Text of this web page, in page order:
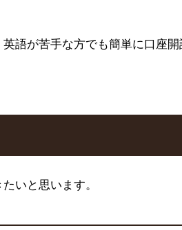
語が苦手な方でも簡単に口座
いと思います。